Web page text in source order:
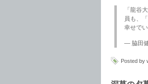
「龍谷
員も、
幸せで
— 脇田
Posted by